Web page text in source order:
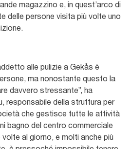
magazzino e, in quest’arco di
delle persone visita più volte uno
alle pulizie a Gekås è
ma nonostante questo la
davvero stressante”, ha
responsabile della struttura per
che gestisce tutte le attività
bagno del centro commerciale
al giorno, e molti anche più